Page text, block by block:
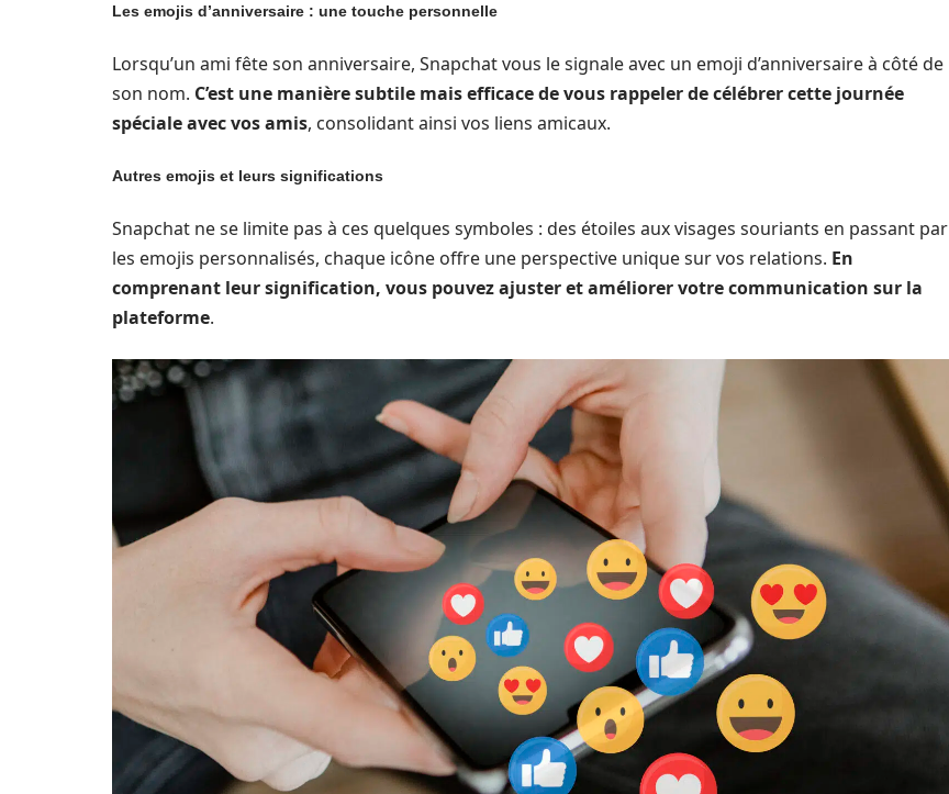
Les emojis d’anniversaire : une touche personnelle
Lorsqu’un ami fête son anniversaire, Snapchat vous le signale avec un emoji d’anniversaire à côté de
son nom. C’est une manière subtile mais efficace de vous rappeler de célébrer cette journée
spéciale avec vos amis, consolidant ainsi vos liens amicaux.
Autres emojis et leurs significations
Snapchat ne se limite pas à ces quelques symboles : des étoiles aux visages souriants en passant par
les emojis personnalisés, chaque icône offre une perspective unique sur vos relations. En
comprenant leur signification, vous pouvez ajuster et améliorer votre communication sur la
plateforme.